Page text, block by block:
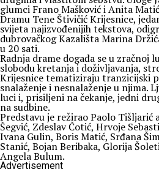
glumci Frano Mašković i Anita
Dramu Tene Štivičić Krijesnice,
svijeta najizvođenijih tekstova,
dubrovačkog Kazališta Marina
u 20 sati.
Radnja drame događa se u zračnoj
slobodu kretanja i doživljavanja,
Krijesnice tematiziraju tranzicijski
snalaženje i nesnalaženje u njima.
luci i, prisiljeni na čekanje, jedni
na sudbine.
Predstavu je režirao Paolo Tišljarić
Šegvić, Zdeslav Čotić, Hrvoje
Ivana Gulin, Boris Matić, Srđana
Stanić, Bojan Beribaka, Glorija
Angela Bulum.
Advertisement